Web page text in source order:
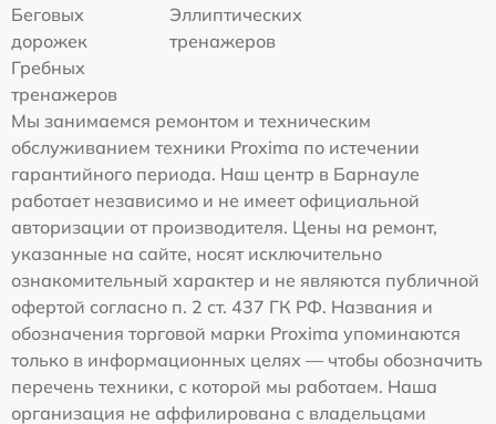
Беговых
дорожек
Эллиптических
тренажеров
Гребных
тренажеров
Мы занимаемся ремонтом и техническим
обслуживанием техники Proxima по истечении
гарантийного периода. Наш центр в Барнауле
работает независимо и не имеет официальной
авторизации от производителя. Цены на ремонт,
указанные на сайте, носят исключительно
ознакомительный характер и не являются публичной
офертой согласно п. 2 ст. 437 ГК РФ. Названия и
обозначения торговой марки Proxima упоминаются
только в информационных целях — чтобы обозначить
перечень техники, с которой мы работаем. Наша
организация не аффилирована с владельцами